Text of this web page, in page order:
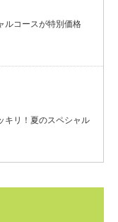
ルコースが特別価格
キリ！夏のスペシャル